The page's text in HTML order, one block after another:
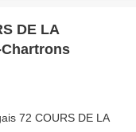
DE LA
Chartrons